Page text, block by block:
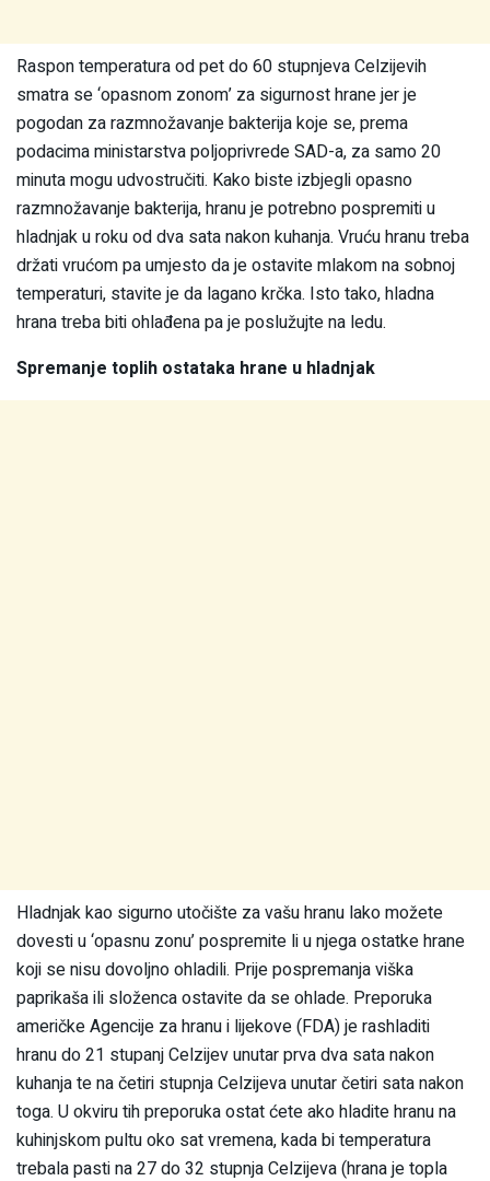
Raspon temperatura od pet do 60 stupnjeva Celzijevih
smatra se ‘opasnom zonom’ za sigurnost hrane jer je
pogodan za razmnožavanje bakterija koje se, prema
podacima ministarstva poljoprivrede SAD-a, za samo 20
minuta mogu udvostručiti. Kako biste izbjegli opasno
razmnožavanje bakterija, hranu je potrebno pospremiti u
hladnjak u roku od dva sata nakon kuhanja. Vruću hranu treba
držati vrućom pa umjesto da je ostavite mlakom na sobnoj
temperaturi, stavite je da lagano krčka. Isto tako, hladna
hrana treba biti ohlađena pa je poslužujte na ledu.
Spremanje toplih ostataka hrane u hladnjak
Hladnjak kao sigurno utočište za vašu hranu lako možete
dovesti u ‘opasnu zonu’ pospremite li u njega ostatke hrane
koji se nisu dovoljno ohladili. Prije pospremanja viška
paprikaša ili složenca ostavite da se ohlade. Preporuka
američke Agencije za hranu i lijekove (FDA) je rashladiti
hranu do 21 stupanj Celzijev unutar prva dva sata nakon
kuhanja te na četiri stupnja Celzijeva unutar četiri sata nakon
toga. U okviru tih preporuka ostat ćete ako hladite hranu na
kuhinjskom pultu oko sat vremena, kada bi temperatura
trebala pasti na 27 do 32 stupnja Celzijeva (hrana je topla